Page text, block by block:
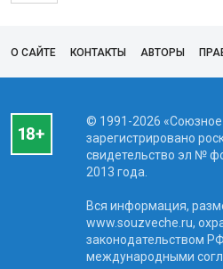
О САЙТЕ КОНТАКТЫ АВТОРЫ
© 1991-2026 «Союзное
зарегистрировано
свидетельство эл №
2013 года.
Вся информация,
www.souzveche.ru,
законодательством
международными